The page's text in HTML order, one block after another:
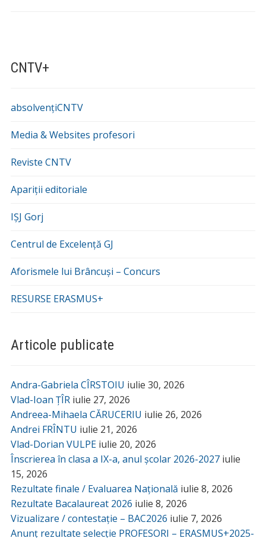
CNTV+
absolvențiCNTV
Media & Websites profesori
Reviste CNTV
Apariții editoriale
IȘJ Gorj
Centrul de Excelență GJ
Aforismele lui Brâncuși – Concurs
RESURSE ERASMUS+
Articole publicate
Andra-Gabriela CÎRSTOIU iulie 30, 2026
Vlad-Ioan ȚÎR iulie 27, 2026
Andreea-Mihaela CĂRUCERIU iulie 26, 2026
Andrei FRÎNTU iulie 21, 2026
Vlad-Dorian VULPE iulie 20, 2026
Înscrierea în clasa a IX-a, anul școlar 2026-2027 iulie
15, 2026
Rezultate finale / Evaluarea Națională iulie 8, 2026
Rezultate Bacalaureat 2026 iulie 8, 2026
Vizualizare / contestație – BAC2026 iulie 7, 2026
Anunț rezultate selecție PROFESORI – ERASMUS+2025-